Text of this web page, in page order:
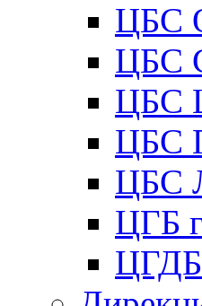
ЦБС
ЦБС
ЦБС
ЦБС
ЦБС
ЦГБ